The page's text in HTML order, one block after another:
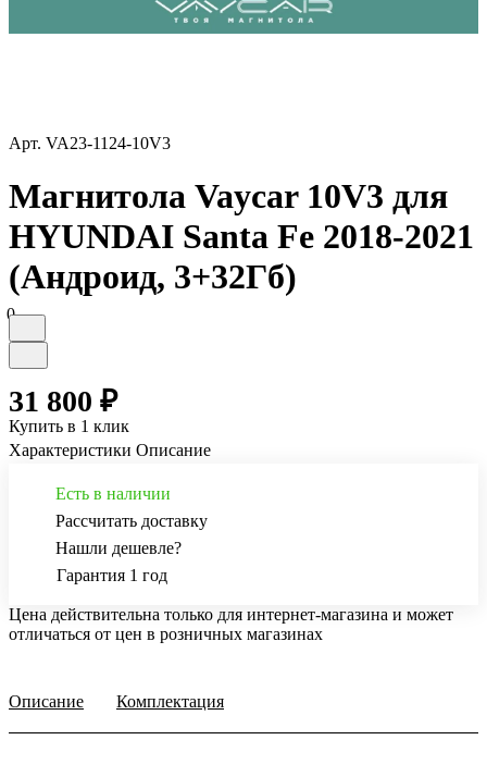
Арт. VA23-1124-10V3
Магнитола Vaycar 10V3 для
HYUNDAI Santa Fe 2018-2021
(Андроид, 3+32Гб)
0
31 800 ₽
Купить в 1 клик
Характеристики Описание
Есть в наличии
Рассчитать доставку
Нашли дешевле?
Гарантия 1 год
Цена действительна только для интернет-магазина и может
отличаться от цен в розничных магазинах
Описание Комплектация